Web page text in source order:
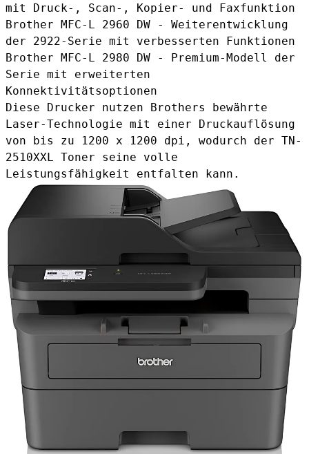
mit Druck-, Scan-, Kopier- und Faxfunktion
Brother MFC-L 2960 DW - Weiterentwicklung
der 2922-Serie mit verbesserten Funktionen
Brother MFC-L 2980 DW - Premium-Modell der
Serie mit erweiterten
Konnektivitätsoptionen
Diese Drucker nutzen Brothers bewährte
Laser-Technologie mit einer Druckauflösung
von bis zu 1200 x 1200 dpi, wodurch der TN-
2510XXL Toner seine volle
Leistungsfähigkeit entfalten kann.